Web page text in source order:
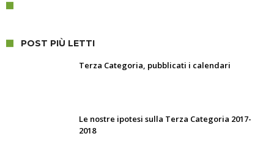
POST PIÙ LETTI
Terza Categoria, pubblicati i calendari
Le nostre ipotesi sulla Terza Categoria 2017-
2018